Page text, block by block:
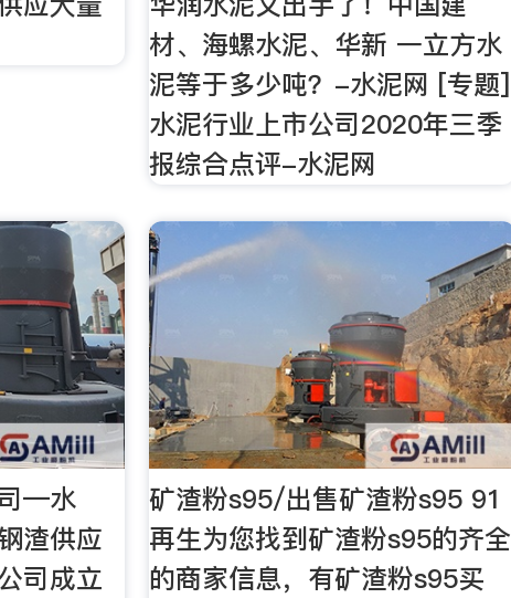
材、海螺水泥、华新 一立方水
泥等于多少吨？-水泥网 [专题]
水泥行业上市公司2020年三季
报综合点评-水泥网
—水
渣供应
司成立
矿渣粉s95/出售矿渣粉s95 91
再生为您找到矿渣粉s95的齐全
的商家信息，有矿渣粉s95买